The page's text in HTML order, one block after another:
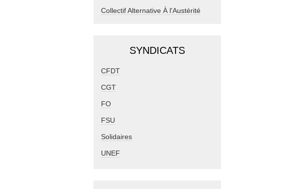
Collectif Alternative À l'Austérité
SYNDICATS
CFDT
CGT
FO
FSU
Solidaires
UNEF